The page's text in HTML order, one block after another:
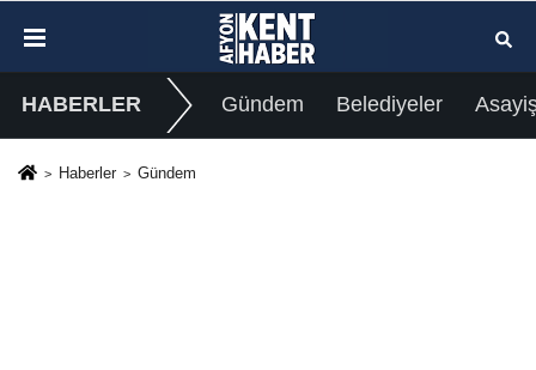
HABERLER Gündem Belediyeler
Haberler Gündem